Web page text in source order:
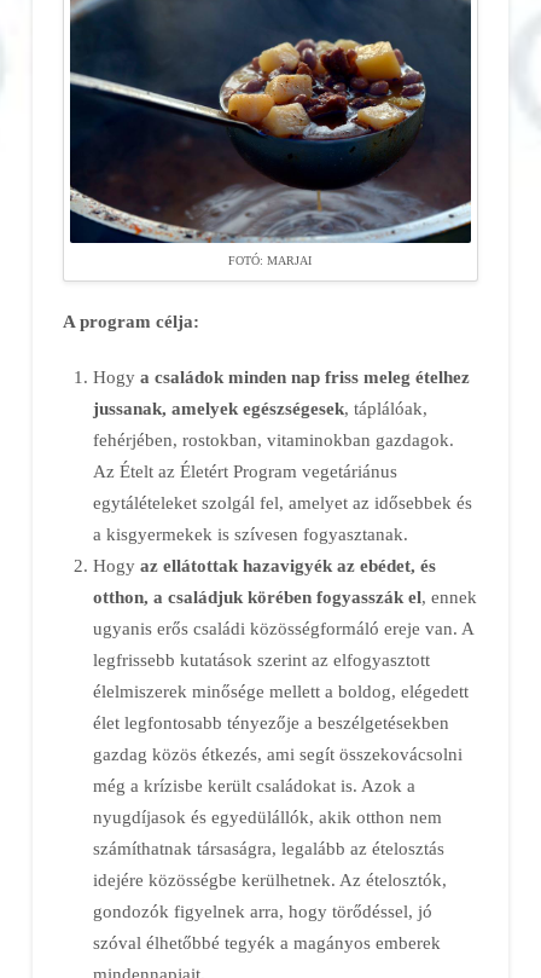
FOTÓ: MARJAI
A program célja:
Hogya családok minden nap friss meleg ételhez
jussanak, amelyek egészségesek, táplálóak,
fehérjében, rostokban, vitaminokban gazdagok.
Az Ételt az Életért Program vegetáriánus
egytálételeket szolgál fel, amelyet az idősebbek és
a kisgyermekek is szívesen fogyasztanak.
Hogyaz ellátottak hazavigyék az ebédet, és
otthon, a családjuk körében fogyasszák el, ennek
ugyanis erős családi közösségformáló ereje van. A
legfrissebb kutatások szerint az elfogyasztott
élelmiszerek minősége mellett a boldog, elégedett
élet legfontosabb tényezője a beszélgetésekben
gazdag közös étkezés, ami segít összekovácsolni
még a krízisbe került családokat is. Azok a
nyugdíjasok és egyedülállók, akik otthon nem
számíthatnak társaságra, legalább az ételosztás
idejére közösségbe kerülhetnek. Az ételosztók,
gondozók figyelnek arra, hogy törődéssel, jó
szóval élhetőbbé tegyék a magányos emberek